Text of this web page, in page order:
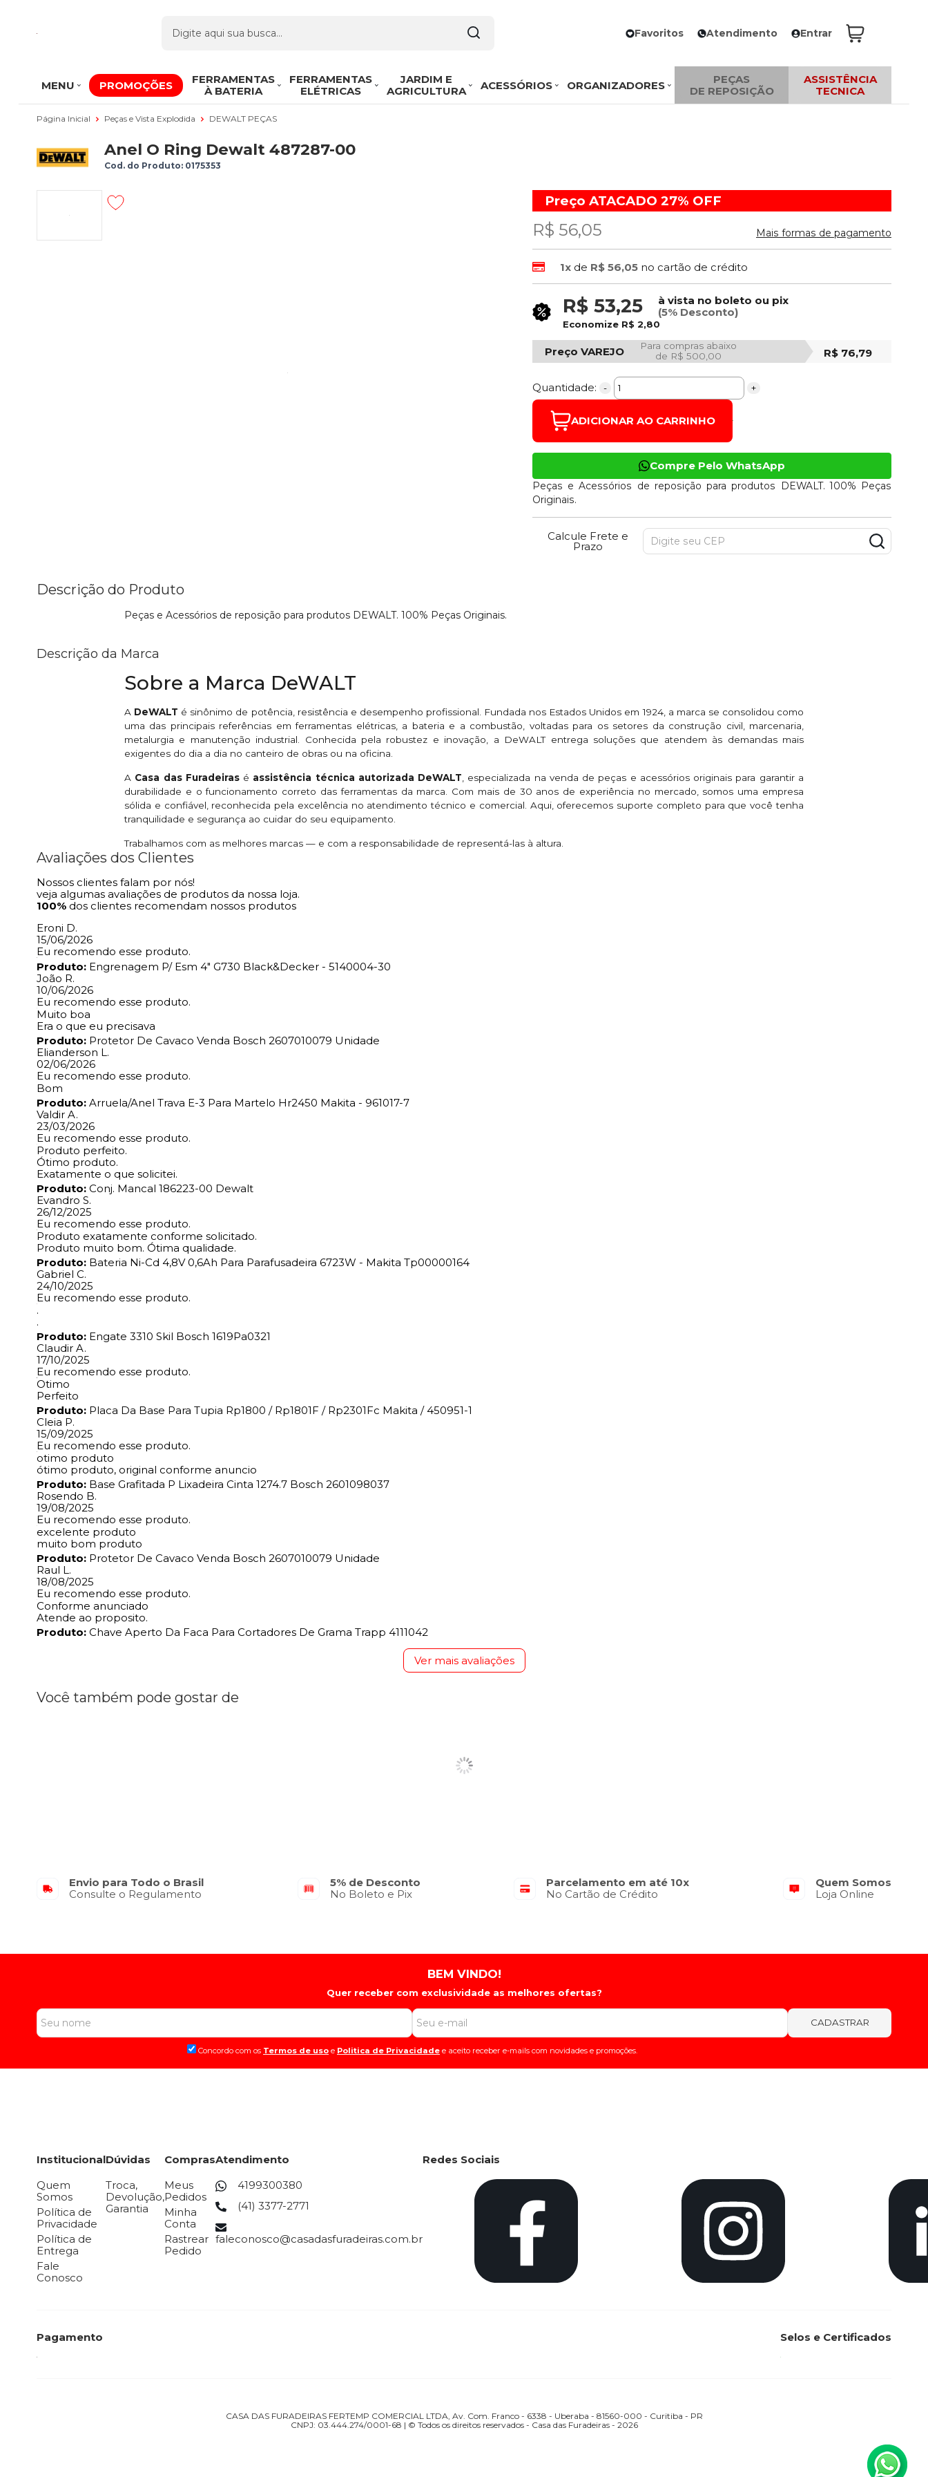
Favoritos Atendimento Entrar
MENU PROMOÇÕES
FERRAMENTAS
À BATERIA
FERRAMENTAS
ELÉTRICAS
JARDIM E
AGRICULTURA
ACESSÓRIOS ORGANIZADORES
PEÇAS
DE REPOSIÇÃO
ASSISTÊNCIA
TECNICA
Página Inicial Peças e Vista Explodida DEWALT PEÇAS
Anel O Ring Dewalt 487287-00
Cod. do Produto: 0175353
Preço ATACADO27% OFF
R$ 56,05 Mais formas de pagamento
1x de R$ 56,05 no cartão de crédito
R$ 53,25
à vista no boleto ou pix
(5% Desconto)
Economize R$ 2,80
Preço VAREJO
Para compras abaixo
de R$ 500,00
R$ 76,79
Quantidade: - +
ADICIONAR AO CARRINHO
Compre Pelo WhatsApp
Peças e Acessórios de reposição para produtos DEWALT. 100% Peças
Originais.
Calcule Frete e
Prazo
Descrição do Produto
Peças e Acessórios de reposição para produtos DEWALT. 100% Peças Originais.
Descrição da Marca
Sobre a Marca DeWALT
A DeWALT é sinônimo de potência, resistência e desempenho profissional. Fundada nos Estados Unidos em 1924, a marca se consolidou como
uma das principais referências em ferramentas elétricas, a bateria e a combustão, voltadas para os setores da construção civil, marcenaria,
metalurgia e manutenção industrial. Conhecida pela robustez e inovação, a DeWALT entrega soluções que atendem às demandas mais
exigentes do dia a dia no canteiro de obras ou na oficina.
A Casa das Furadeirasé assistência técnica autorizada DeWALT , especializada na venda de peças e acessórios originais para garantir a
durabilidade e o funcionamento correto das ferramentas da marca. Com mais de 30 anos de experiência no mercado, somos uma empresa
sólida e confiável, reconhecida pela excelência no atendimento técnico e comercial. Aqui, oferecemos suporte completo para que você tenha
tranquilidade e segurança ao cuidar do seu equipamento.
Trabalhamos com as melhores marcas — e com a responsabilidade de representá-las à altura.
Avaliações dos Clientes
Nossos clientes falam por nós!
veja algumas avaliações de produtos da nossa loja.
100% dos clientes recomendam nossos produtos
Eroni D.
15/06/2026
Eu recomendo esse produto.
Produto: Engrenagem P/ Esm 4" G730 Black&Decker - 5140004-30
João R.
10/06/2026
Eu recomendo esse produto.
Muito boa
Era o que eu precisava
Produto: Protetor De Cavaco Venda Bosch 2607010079 Unidade
Elianderson L.
02/06/2026
Eu recomendo esse produto.
Bom
Produto: Arruela/Anel Trava E-3 Para Martelo Hr2450 Makita - 961017-7
Valdir A.
23/03/2026
Eu recomendo esse produto.
Produto perfeito.
Ótimo produto.
Exatamente o que solicitei.
Produto: Conj. Mancal 186223-00 Dewalt
Evandro S.
26/12/2025
Eu recomendo esse produto.
Produto exatamente conforme solicitado.
Produto muito bom. Ótima qualidade.
Produto: Bateria Ni-Cd 4,8V 0,6Ah Para Parafusadeira 6723W - Makita Tp00000164
Gabriel C.
24/10/2025
Eu recomendo esse produto.
.
.
Produto: Engate 3310 Skil Bosch 1619Pa0321
Claudir A.
17/10/2025
Eu recomendo esse produto.
Otimo
Perfeito
Produto: Placa Da Base Para Tupia Rp1800 / Rp1801F / Rp2301Fc Makita / 450951-1
Cleia P.
15/09/2025
Eu recomendo esse produto.
otimo produto
ótimo produto, original conforme anuncio
Produto: Base Grafitada P Lixadeira Cinta 1274.7 Bosch 2601098037
Rosendo B.
19/08/2025
Eu recomendo esse produto.
excelente produto
muito bom produto
Produto: Protetor De Cavaco Venda Bosch 2607010079 Unidade
Raul L.
18/08/2025
Eu recomendo esse produto.
Conforme anunciado
Atende ao proposito.
Produto: Chave Aperto Da Faca Para Cortadores De Grama Trapp 4111042
Ver mais avaliações
Você também pode gostar de
Envio para Todo o Brasil
Consulte o Regulamento
5% de Desconto
No Boleto e Pix
Parcelamento em até 10x
No Cartão de Crédito
Quem Somos
Loja Online
BEM VINDO!
Quer receber com exclusividade as melhores ofertas?
Concordo com os Termos de uso e Politica de Privacidade e aceito receber e-mails com novidades e promoções.
CADASTRAR
Institucional
Quem
Somos
Política de
Privacidade
Política de
Entrega
Fale
Conosco
Dúvidas
Troca,
Devolução,
Garantia
Compras
Meus
Pedidos
Minha
Conta
Rastrear
Pedido
Atendimento
4199300380
(41) 3377-2771
faleconosco@casadasfuradeiras.com.br
Redes Sociais
Pagamento Selos e Certificados
CASA DAS FURADEIRAS FERTEMP COMERCIAL LTDA, Av. Com. Franco - 6338 - Uberaba - 81560-000 - Curitiba - PR
CNPJ: 03.444.274/0001-68 | © Todos os direitos reservados - Casa das Furadeiras - 2026